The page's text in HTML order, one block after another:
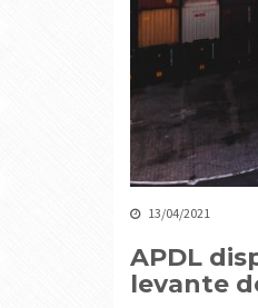
13/04/2021
APDL
levante